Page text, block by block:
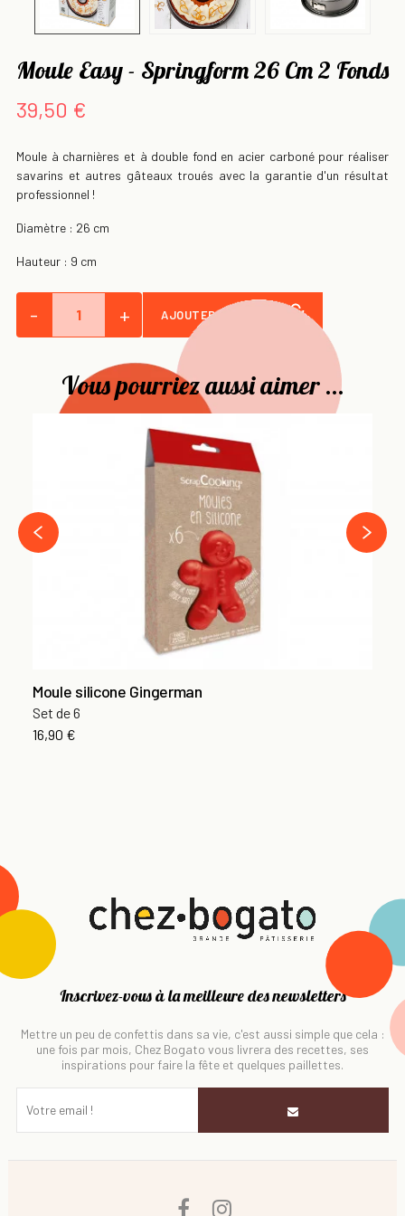
Moule Easy - Springform 26 Cm 2 Fonds
39,50 €
Moule à charnières et à double fond en acier carboné pour réaliser
savarins et autres gâteaux troués avec la garantie d'un résultat
professionnel !
Diamètre : 26 cm
Hauteur : 9 cm
- + AJOUTER AU PANIER
Vous pourriez aussi aimer ...
Moule silicone Gingerman
Set de 6
16,90 €
‹
›
Inscrivez-vous à la meilleure des newsletters
Mettre un peu de confettis dans sa vie, c'est aussi simple que cela :
une fois par mois, Chez Bogato vous livrera des recettes, ses
inspirations pour faire la fête et quelques paillettes.
Facebook